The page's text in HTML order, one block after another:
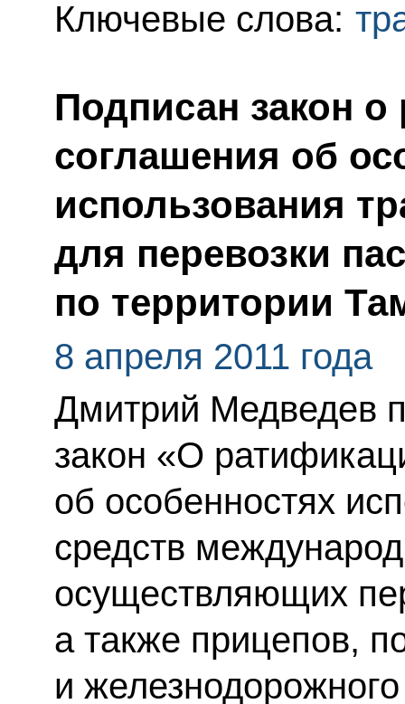
Ключевые слова:
Подписан закон
соглашения об
использования
для перевозки
по территории
8 апреля 2011 года
Дмитрий Медведев
закон «О
об особенностях
средств
осуществляющих
а также прицепов,
и